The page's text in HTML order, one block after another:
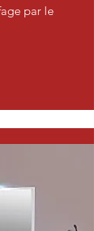
par le